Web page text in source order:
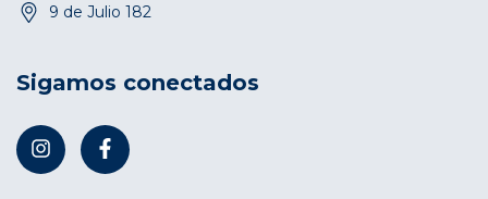
9 de Julio 182
Sigamos conectados